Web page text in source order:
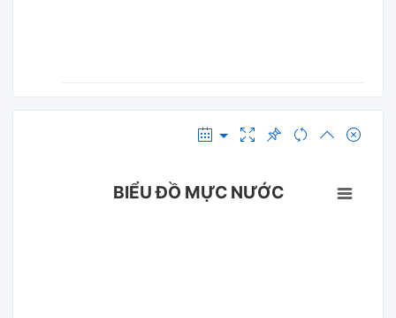
BIỂU ĐỒ MỰC NƯỚC